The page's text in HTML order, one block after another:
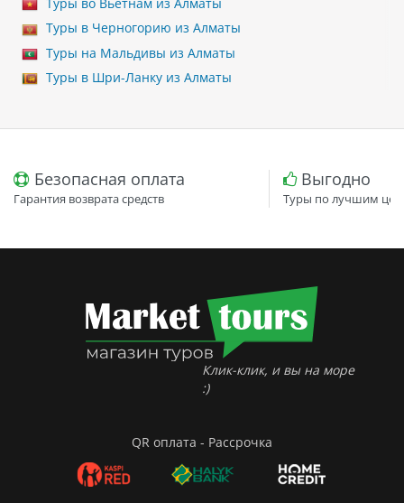
Туры в Черногорию из Алматы
Туры на Мальдивы из Алматы
Туры в Шри-Ланку из Алматы
Безопасная оплата
Гарантия возврата средств
Выгодно
Туры по лучшим
Клик-клик, и вы на море
:)
QR оплата - Рассрочка